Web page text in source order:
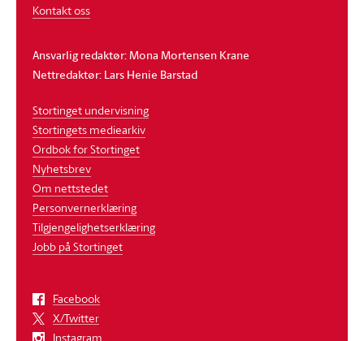
Kontakt oss
Ansvarlig redaktør: Mona Mortensen Krane
Nettredaktør: Lars Henie Barstad
Stortinget undervisning
Stortingets mediearkiv
Ordbok for Stortinget
Nyhetsbrev
Om nettstedet
Personvernerklæring
Tilgjengelighetserklæring
Jobb på Stortinget
Facebook
X/Twitter
Instagram